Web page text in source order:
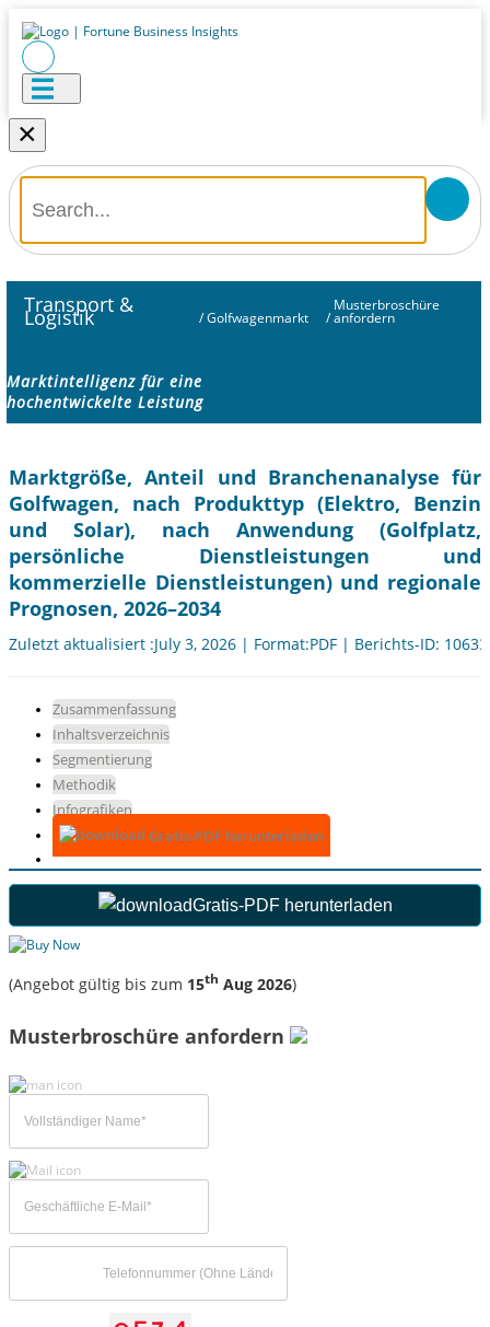
×
Transport &
Logistik / Golfwagenmarkt /
Musterbroschüre
anfordern
Marktintelligenz für eine
hochentwickelte Leistung
Marktgröße, Anteil und Branchenanalyse für
Golfwagen, nach Produkttyp (Elektro, Benzin
und Solar), nach Anwendung (Golfplatz,
persönliche Dienstleistungen und
kommerzielle Dienstleistungen) und regionale
Prognosen, 2026–2034
Zuletzt aktualisiert :July 3, 2026 | Format:PDF | Berichts-ID:
Zusammenfassung
Inhaltsverzeichnis
Segmentierung
Methodik
Infografiken
Gratis-PDF herunterladen
Gratis-PDF herunterladen
(Angebot gültig bis zum 15th Aug 2026)
Musterbroschüre anfordern